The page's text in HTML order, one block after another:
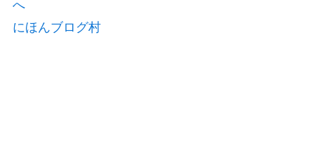
にほんブログ村